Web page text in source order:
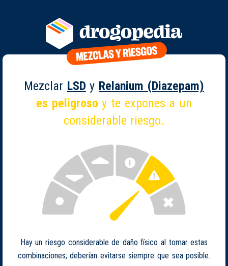
Mezclar LSD y Relanium (Diazepam)
es peligrosoy te expones a un
considerable riesgo.
Hay un riesgo considerable de daño físico al tomar estas
combinaciones; deberían evitarse siempre que sea posible.